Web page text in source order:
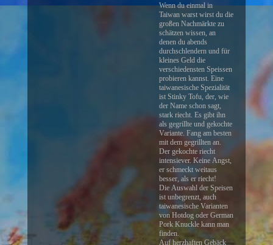
Wenn du einmal in
Taiwan warst wirst du die
großen Nachmärkte zu
schätzen wissen, an
denen du abends
durchschlendern und für
kleines Geld die
verschiedensten Speissen
probieren kannst. Eine
taiwanesische Spezialität
ist Stinky Tofu, der, wie
der Name schon sagt,
stark riecht. Es gibt ihn
als gegrillte und gekochte
Variante. Fang am besten
mit dem gegrillten an.
Der gekochte riecht
intensiever. Keine Angst,
er schmeckt weitaus
besser, als er riecht!
Die Auswahl der Speisen
ist unbegrenzt, auch
taiwanesische Varianten
von Hotdog oder German
Pork Knuckle kann man
finden.
Auf herzhaften Gebäck